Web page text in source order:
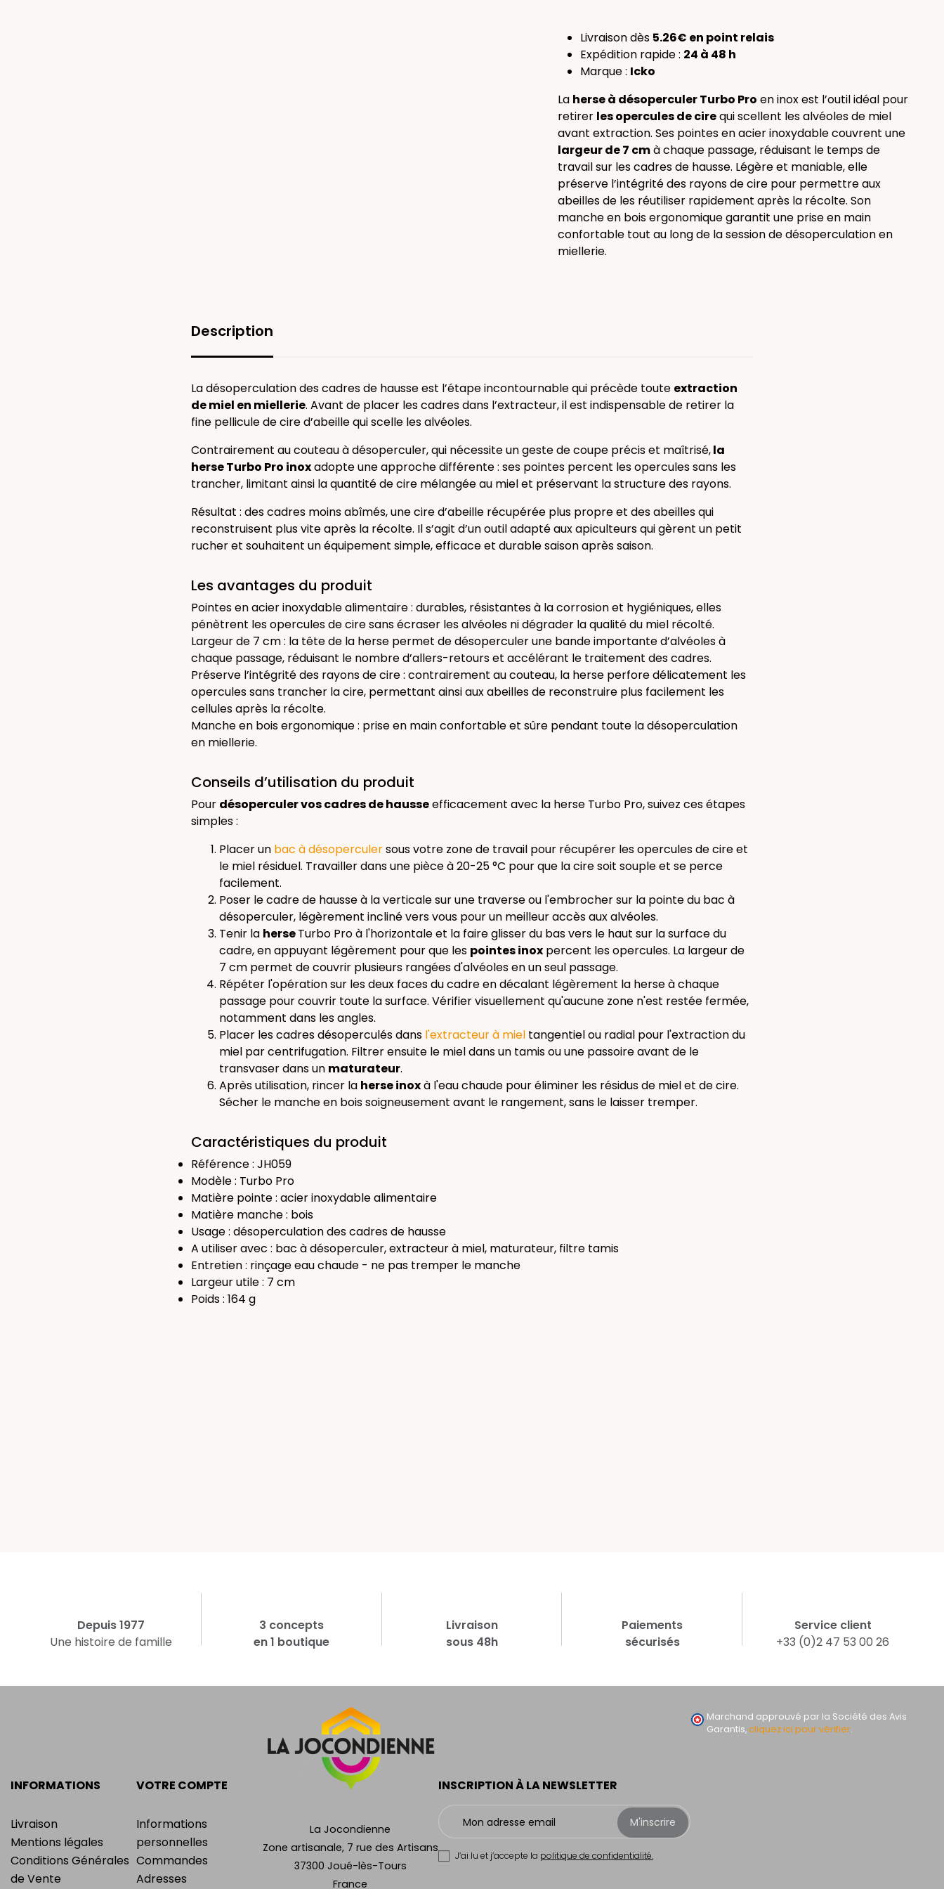
Livraison dès 5.26€ en point relais
Expédition rapide : 24 à 48 h
Marque : Icko
La herse à désoperculer Turbo Pro en inox est l’outil idéal pour
retirer les opercules de cirequi scellent les alvéoles de miel
avant extraction. Ses pointes en acier inoxydable couvrent une
largeur de 7 cmà chaque passage, réduisant le temps de
travail sur les cadres de hausse. Légère et maniable, elle
préserve l’intégrité des rayons de cire pour permettre aux
abeilles de les réutiliser rapidement après la récolte. Son
manche en bois ergonomique garantit une prise en main
confortable tout au long de la session de désoperculation en
miellerie.
Description
La désoperculation des cadres de hausse est l’étape incontournable qui précède toute extraction
de miel en miellerie. Avant de placer les cadres dans l’extracteur, il est indispensable de retirer la
fine pellicule de cire d’abeille qui scelle les alvéoles.
Contrairement au couteau à désoperculer, qui nécessite un geste de coupe précis et maîtrisé,la
herse Turbo Pro inoxadopte une approche différente : ses pointes percent les opercules sans les
trancher, limitant ainsi la quantité de cire mélangée au miel et préservant la structure des rayons.
Résultat : des cadres moins abîmés, une cire d’abeille récupérée plus propre et des abeilles qui
reconstruisent plus vite après la récolte. Il s’agit d’un outil adapté aux apiculteurs qui gèrent un petit
rucher et souhaitent un équipement simple, efficace et durable saison après saison.
Les avantages du produit
Pointes en acier inoxydable alimentaire : durables, résistantes à la corrosion et hygiéniques, elles
pénètrent les opercules de cire sans écraser les alvéoles ni dégrader la qualité du miel récolté.
Largeur de 7 cm : la tête de la herse permet de désoperculer une bande importante d’alvéoles à
chaque passage, réduisant le nombre d’allers-retours et accélérant le traitement des cadres.
Préserve l’intégrité des rayons de cire : contrairement au couteau, la herse perfore délicatement les
opercules sans trancher la cire, permettant ainsi aux abeilles de reconstruire plus facilement les
cellules après la récolte.
Manche en bois ergonomique : prise en main confortable et sûre pendant toute la désoperculation
en miellerie.
Conseils d’utilisation du produit
Pour désoperculer vos cadres de hausseefficacement avec la herse Turbo Pro, suivez ces étapes
simples :
Placer un bac à désoperculersous votre zone de travail pour récupérer lesopercules de cireet
le miel résiduel. Travailler dans une pièce à 20-25 °C pour que la cire soit souple et se perce
facilement.
Poser le cadre de hausse à la verticale sur une traverse ou l'embrocher sur la pointe du bac à
désoperculer, légèrement incliné vers vous pour un meilleur accès aux alvéoles.
Tenir la herseTurbo Pro à l'horizontale et la faire glisser du bas vers le haut sur la surface du
cadre, en appuyant légèrement pour que les pointes inox percent les opercules. La largeur de
7 cm permet de couvrir plusieurs rangées d'alvéoles en un seul passage.
Répéter l'opération sur les deux faces du cadre en décalant légèrement la herse à chaque
passage pour couvrir toute la surface. Vérifier visuellement qu'aucune zone n'est restée fermée,
notamment dans les angles.
Placer les cadres désoperculés dans l'extracteur à miel tangentiel ou radial pour l'extraction du
miel par centrifugation. Filtrer ensuite le miel dans un tamis ou une passoire avant de le
transvaser dans un maturateur.
Après utilisation, rincer la herse inoxà l'eau chaude pour éliminer les résidus de miel et de cire.
Sécher le manche en bois soigneusement avant le rangement, sans le laisser tremper.
Caractéristiques du produit
Référence : JH059
Modèle : Turbo Pro
Matière pointe : acier inoxydable alimentaire
Matière manche : bois
Usage : désoperculation des cadres de hausse
A utiliser avec : bac à désoperculer, extracteur à miel, maturateur, filtre tamis
Entretien : rinçage eau chaude - ne pas tremper le manche
Largeur utile : 7 cm
Poids : 164 g
Depuis 1977
Une histoire de famille
3 concepts
en 1 boutique
Livraison
sous 48h
Paiements
sécurisés
Service client
+33 (0)2 47 53 00 26
INFORMATIONS
Livraison
Mentions légales
Conditions Générales
de Vente
VOTRE COMPTE
Informations
personnelles
Commandes
Adresses
La Jocondienne
Zone artisanale, 7 rue des Artisans
37300 Joué-lès-Tours
France
INSCRIPTION À LA NEWSLETTER
M'inscrire
J’ai lu et j’accepte la politique de confidentialité.
Marchand approuvé par la Société des Avis
Garantis,cliquez ici pour vérifier.